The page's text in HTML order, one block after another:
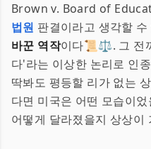
Brown v. Board of
법원 판결이라고 생각할
바꾼 역작이다📜⚖️. 그 전
다'라는 이상한 논리로 인
딱봐도 평등할 리가 없는
다면 미국은 어떤 모습이
어떻게 달라졌을지 상상이